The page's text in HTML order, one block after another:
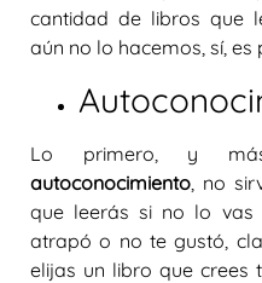
cantidad de libros que
aún no lo hacemos, sí, es
Lo primero, y
autoconocimiento , no
que leerás si no lo
atrapó o no te gustó,
elijas un libro que crees